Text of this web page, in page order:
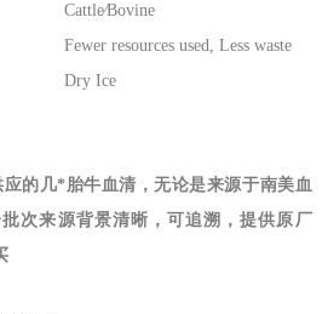
Cattle⁄Bovine
Fewer resources used, Less waste
Dry Ice
的几*胎牛血清，无论是来源于南美血
次来源背景清晰，可追溯，提供原厂